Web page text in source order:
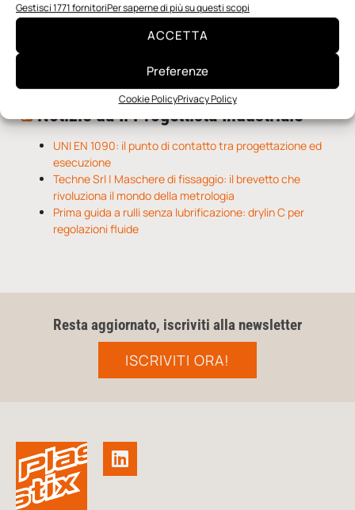
Gestisci 1771 fornitoriPer saperne di più su questi scopi
ACCETTA
Preferenze
Cookie PolicyPrivacy Policy
Una nuova mano robotica passa da una pinza all’altra
con un singolo motore
Applicazioni della fluidodinamica computazionale (CFD)
Notizie da Il Progettista Industriale
UNI EN 1090: il punto di contatto tra progettazione ed
esecuzione
Techne Srl | Maschere di fissaggio: il brevetto che
rivoluziona il mondo della metrologia
Prima guida a rulli senza lubrificazione: drylin C per
regolazioni fluide
Resta aggiornato, iscriviti alla newsletter
ISCRIVITI ORA!